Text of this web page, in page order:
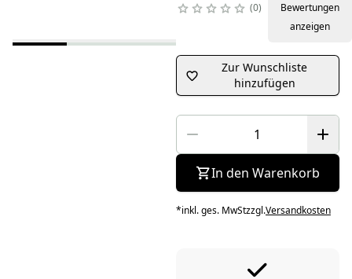
0
Bewertungen
anzeigen
Zur Wunschliste
hinzufügen
In den Warenkorb
*inkl. ges. MwStzzgl.Versandkosten